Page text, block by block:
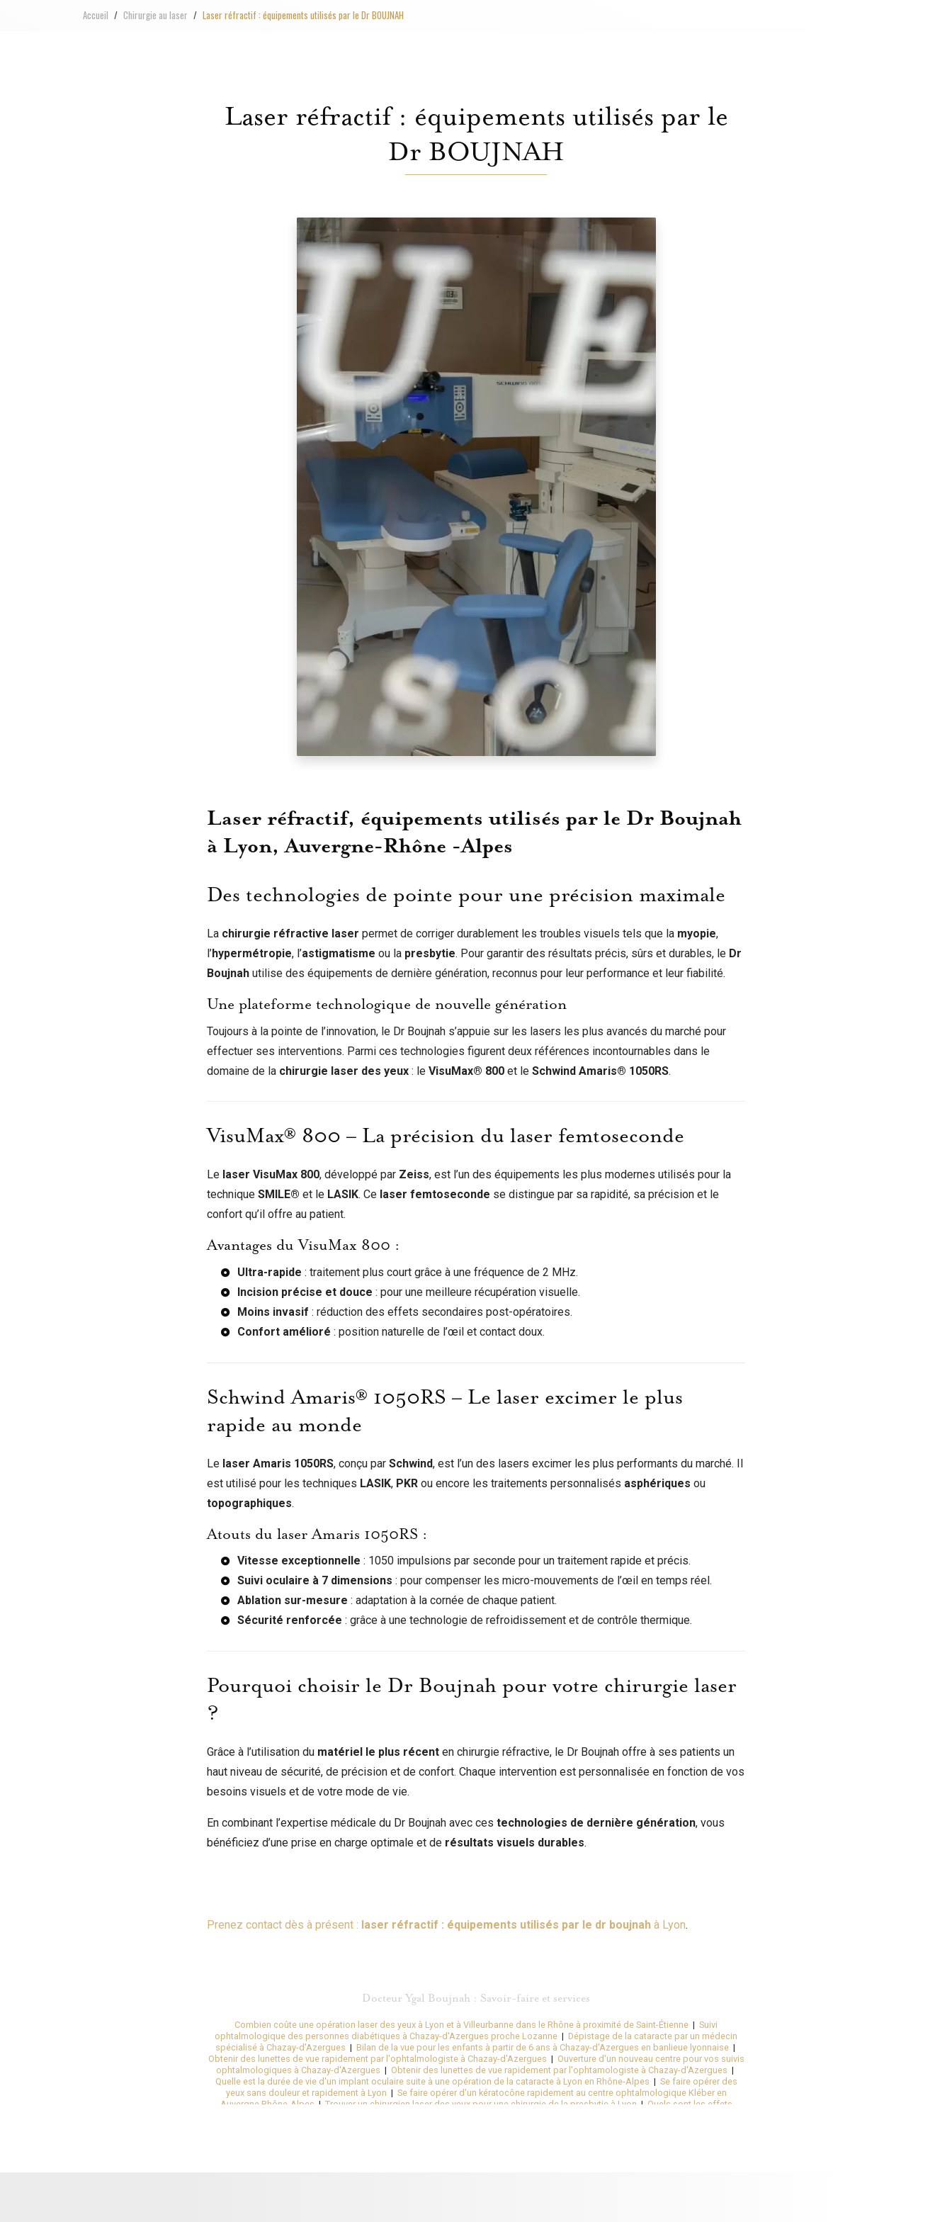
Accueil Chirurgie au laser Laser réfractif : équipements utilisés par le Dr BOUJNAH
Laser réfractif : équipements utilisés par le
Dr BOUJNAH
Laser réfractif, équipements utilisés par le Dr Boujnah
à Lyon, Auvergne-Rhône -Alpes
Des technologies de pointe pour une précision maximale
La chirurgie réfractive laser permet de corriger durablement les troubles visuels tels que la myopie,
l’hypermétropie, l’astigmatisme ou la presbytie. Pour garantir des résultats précis, sûrs et durables, le Dr
Boujnah utilise des équipements de dernière génération, reconnus pour leur performance et leur fiabilité.
Une plateforme technologique de nouvelle génération
Toujours à la pointe de l’innovation, le Dr Boujnah s’appuie sur les lasers les plus avancés du marché pour
effectuer ses interventions. Parmi ces technologies figurent deux références incontournables dans le
domaine de la chirurgie laser des yeux : le VisuMax® 800 et le Schwind Amaris® 1050RS.
VisuMax® 800 – La précision du laser femtoseconde
Le laser VisuMax 800, développé par Zeiss, est l’un des équipements les plus modernes utilisés pour la
technique SMILE® et le LASIK. Ce laser femtoseconde se distingue par sa rapidité, sa précision et le
confort qu’il offre au patient.
Avantages du VisuMax 800 :
Ultra-rapide : traitement plus court grâce à une fréquence de 2 MHz.
Incision précise et douce : pour une meilleure récupération visuelle.
Moins invasif : réduction des effets secondaires post-opératoires.
Confort amélioré : position naturelle de l’œil et contact doux.
Schwind Amaris® 1050RS – Le laser excimer le plus
rapide au monde
Le laser Amaris 1050RS, conçu par Schwind, est l’un des lasers excimer les plus performants du marché. Il
est utilisé pour les techniques LASIK, PKR ou encore les traitements personnalisés asphériques ou
topographiques.
Atouts du laser Amaris 1050RS :
Vitesse exceptionnelle : 1050 impulsions par seconde pour un traitement rapide et précis.
Suivi oculaire à 7 dimensions : pour compenser les micro-mouvements de l’œil en temps réel.
Ablation sur-mesure : adaptation à la cornée de chaque patient.
Sécurité renforcée : grâce à une technologie de refroidissement et de contrôle thermique.
Pourquoi choisir le Dr Boujnah pour votre chirurgie laser
?
Grâce à l’utilisation du matériel le plus récent en chirurgie réfractive, le Dr Boujnah offre à ses patients un
haut niveau de sécurité, de précision et de confort. Chaque intervention est personnalisée en fonction de vos
besoins visuels et de votre mode de vie.
En combinant l’expertise médicale du Dr Boujnah avec ces technologies de dernière génération, vous
bénéficiez d’une prise en charge optimale et de résultats visuels durables.
Prenez contact dès à présent : laser réfractif : équipements utilisés par le dr boujnah à Lyon.
Docteur Ygal Boujnah : Savoir-faire et services
Combien coûte une opération laser des yeux à Lyon et à Villeurbanne dans le Rhône à proximité de Saint-Étienne | Suivi
ophtalmologique des personnes diabétiques à Chazay-d'Azergues proche Lozanne | Dépistage de la cataracte par un médecin
spécialisé à Chazay-d'Azergues | Bilan de la vue pour les enfants à partir de 6 ans à Chazay-d'Azergues en banlieue lyonnaise|
Obtenir des lunettes de vue rapidement par l'ophtalmologiste à Chazay-d'Azergues | Ouverture d'un nouveau centre pour vos suivis
ophtalmologiques à Chazay-d'Azergues | Obtenir des lunettes de vue rapidement par l'ophtamologiste à Chazay-d'Azergues |
Quelle est la durée de vie d'un implant oculaire suite à une opération de la cataracte à Lyon en Rhône-Alpes | Se faire opérer des
yeux sans douleur et rapidement à Lyon | Se faire opérer d'un kératocône rapidement au centre ophtalmologique Kléber en
Auvergne Rhône-Alpes | Trouver un chirurgien laser des yeux pour une chirurgie de la presbytie à Lyon | Quels sont les effets